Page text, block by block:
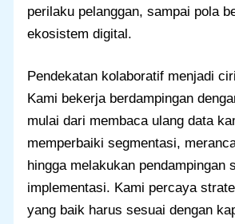
perilaku pelanggan, sampai pola
ekosistem digital.
Pendekatan kolaboratif menjadi
Kami bekerja berdampingan
mulai dari membaca ulang data
memperbaiki segmentasi,
hingga melakukan pendampingan
implementasi. Kami percaya
yang baik harus sesuai dengan